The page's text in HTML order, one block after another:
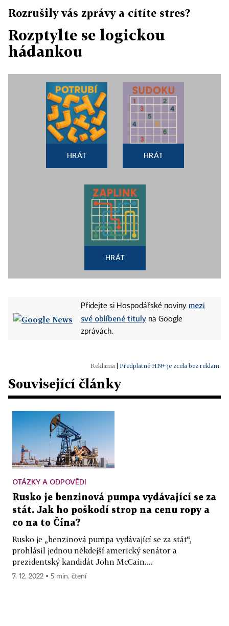
Rozrušily vás zprávy a cítíte stres?
Rozptylte se logickou
hádankou
HRÁT HRÁT
HRÁT
Přidejte si Hospodářské noviny mezi
své oblíbené tituly na Google
zprávách.
Předplatné HN+ je zcela bez reklam.
Související články
OTÁZKY A ODPOVĚDI
Rusko je benzinová pumpa vydávající se za
stát. Jak ho poškodí strop na cenu ropy a
co na to Čína?
Rusko je „benzinová pumpa vydávající se za stát“,
prohlásil jednou někdejší americký senátor a
prezidentský kandidát John McCain....
7. 12. 2022 ▪ 5 min. čtení